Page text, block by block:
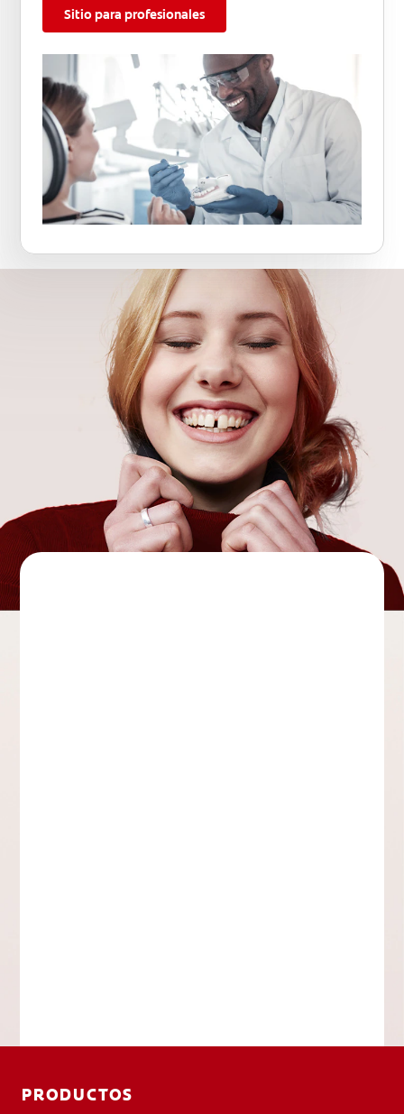
Sitio para profesionales
PRODUCTOS